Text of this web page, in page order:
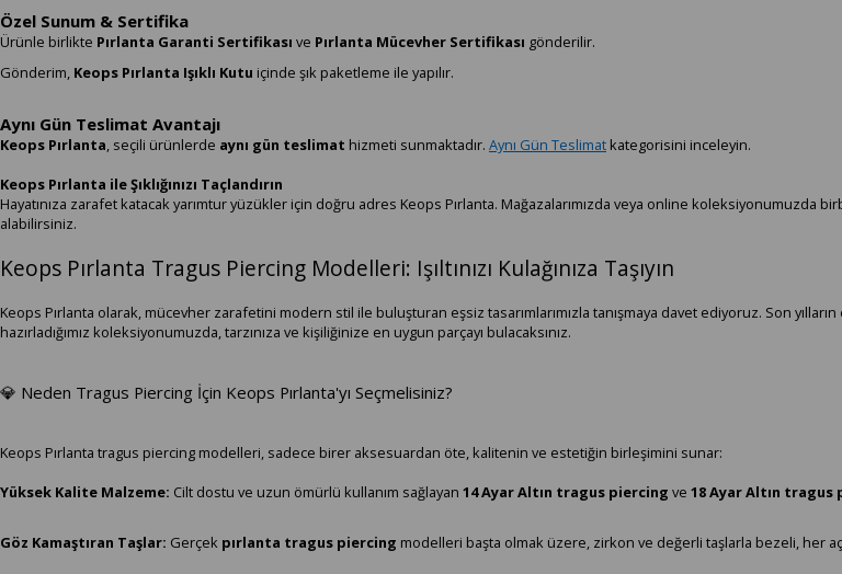
Özel Sunum & Sertifika
Ürünle birlikte Pırlanta Garanti Sertifikası ve Pırlanta Mücevher Sertifikası gönderilir.
Gönderim, Keops Pırlanta Işıklı Kutu içinde şık paketleme ile yapılır.
Aynı Gün Teslimat Avantajı
Keops Pırlanta, seçili ürünlerde aynı gün teslimat hizmeti sunmaktadır. Aynı Gün Teslimat kategorisini inceleyin.
Keops Pırlanta ile Şıklığınızı Taçlandırın
Hayatınıza zarafet katacak yarımtur yüzükler için doğru adres Keops Pırlanta. Mağazalarımızda veya online
alabilirsiniz.
Keops Pırlanta Tragus Piercing Modelleri: Işıltınızı Kulağınıza Taşıyın
Keops Pırlanta olarak, mücevher zarafetini modern stil ile buluşturan eşsiz tasarımlarımızla tanışmaya davet ediyoruz. Son
hazırladığımız koleksiyonumuzda, tarzınıza ve kişiliğinize en uygun parçayı bulacaksınız.
💎 Neden Tragus Piercing İçin Keops Pırlanta'yı Seçmelisiniz?
Keops Pırlanta tragus piercing modelleri, sadece birer aksesuardan öte, kalitenin ve estetiğin birleşimini sunar:
Yüksek Kalite Malzeme: Cilt dostu ve uzun ömürlü kullanım sağlayan 14 Ayar Altın tragus piercing ve 18 Ayar Altın tragus
Göz Kamaştıran Taşlar: Gerçek pırlanta tragus piercing modelleri başta olmak üzere, zirkon ve değerli taşlarla bezeli, her